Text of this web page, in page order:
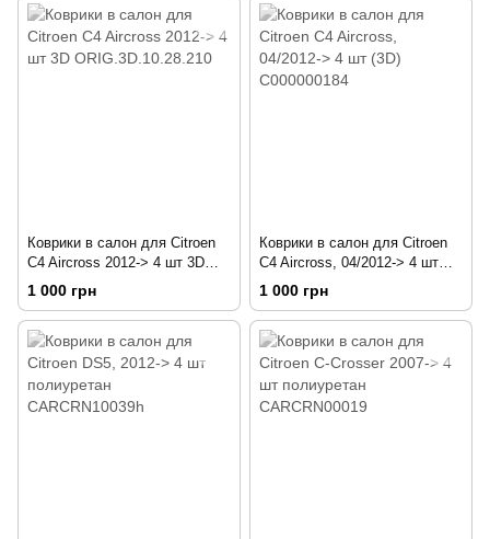
Коврики в салон для Citroen
C4 Aircross 2012-> 4 шт 3D
ORIG.3D.10.28.210
1 000 грн
Коврики в салон для Citroen
C4 Aircross, 04/2012-> 4 шт
(3D) C000000184
1 000 грн